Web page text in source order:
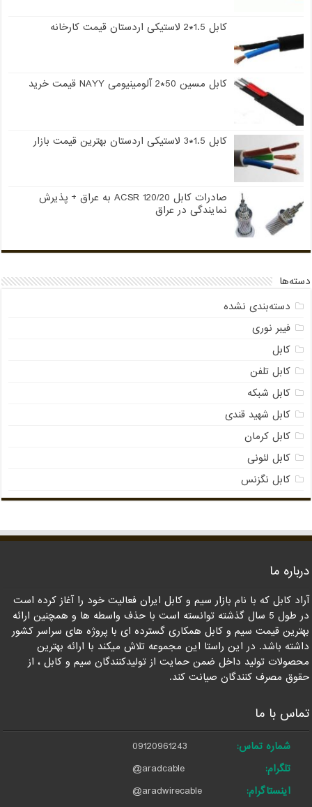
کابل 1.5*2 لاستیکی اردستان قیمت کارخانه
کابل مسین 50*2 آلومینیومی NAYY قیمت خرید
کابل 1.5*3 لاستیکی اردستان بهترین قیمت بازار
صادرات کابل 120/20 ACSR به عراق + پذیرش
نمایندگی در عراق
دسته‌ها
دسته‌بندی نشده
فیبر نوری
کابل
کابل تلفن
کابل شبکه
کابل شهید قندی
کابل کرمان
کابل لئونی
کابل نگزنس
درباره ما
آراد کابل که با نام بازار سیم و کابل ایران فعالیت خود را آغاز کرده است
در طول 5 سال گذشته توانسته است با حذف واسطه ها و همچنین ارائه
بهترین قیمت سیم و کابل همکاری گسترده ای با پروژه های سراسر کشور
داشته باشد. در این راستا این مجموعه تلاش میکند با ارائه بهترین
محصولات تولید داخل ضمن حمایت از تولیدکنندگان سیم و کابل ، از
حقوق مصرف کنندگان صیانت کند.
تماس با ما
شماره تماس:
09120961243
تلگرام:
@aradcable
اینستاگرام:
@aradwirecable